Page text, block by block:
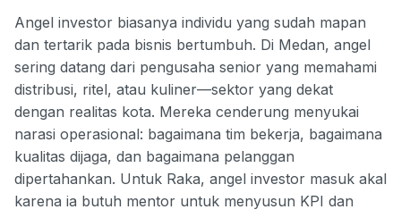
Angel investor biasanya individu yang sudah mapan
dan tertarik pada bisnis bertumbuh. Di Medan, angel
sering datang dari pengusaha senior yang memahami
distribusi, ritel, atau kuliner—sektor yang dekat
dengan realitas kota. Mereka cenderung menyukai
narasi operasional: bagaimana tim bekerja, bagaimana
kualitas dijaga, dan bagaimana pelanggan
dipertahankan. Untuk Raka, angel investor masuk akal
karena ia butuh mentor untuk menyusun KPI dan